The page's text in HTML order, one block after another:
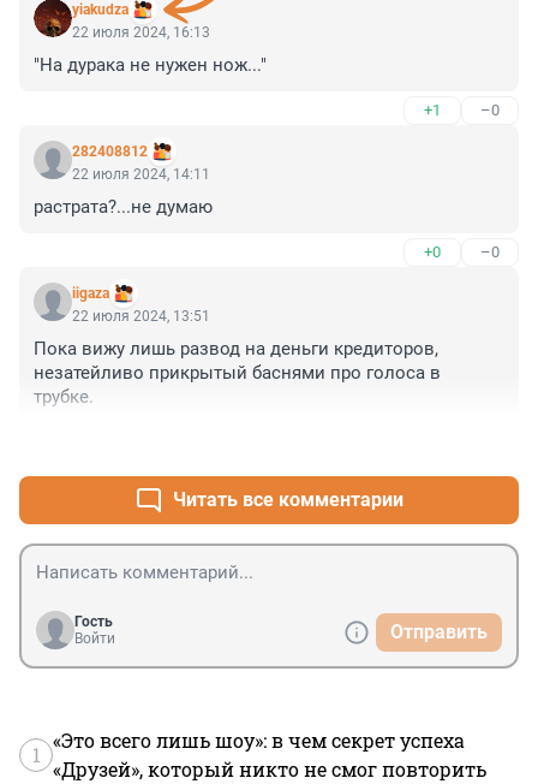
yiakudza
22 июля 2024, 16:13
"На дурака не нужен нож..."
+1 –0
282408812
22 июля 2024, 14:11
растрата?...не думаю
+0 –0
iigaza
22 июля 2024, 13:51
Пока вижу лишь развод на деньги кредиторов,
незатейливо прикрытый баснями про голоса в
трубке.
Читать все комментарии
Гость
Войти
Отправить
1
«Это всего лишь шоу»: в чем секрет успеха
«Друзей», который никто не смог повторить